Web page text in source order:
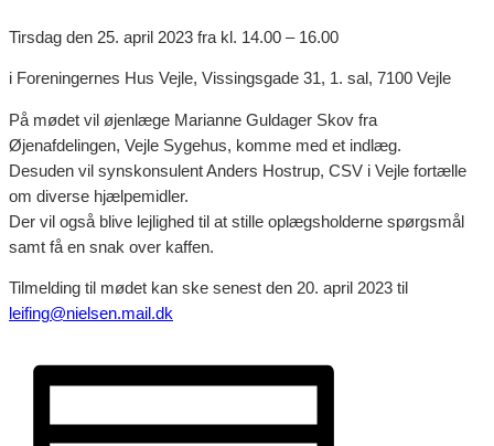
Tirsdag den 25. april 2023 fra kl. 14.00 – 16.00
i Foreningernes Hus Vejle, Vissingsgade 31, 1. sal, 7100 Vejle
På mødet vil øjenlæge Marianne Guldager Skov fra
Øjenafdelingen, Vejle Sygehus, komme med et indlæg.
Desuden vil synskonsulent Anders Hostrup, CSV i Vejle fortælle
om diverse hjælpemidler.
Der vil også blive lejlighed til at stille oplægsholderne spørgsmål
samt få en snak over kaffen.
Tilmelding til mødet kan ske senest den 20. april 2023 til
leifing@nielsen.mail.dk